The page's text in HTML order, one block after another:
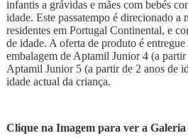
infantis a grávidas e mães com bebés
idade. Este passatempo é direcionado a
residentes em Portugal Continental, e
de idade. A oferta de produto é
embalagem de Aptamil Junior 4 (a
Aptamil Junior 5 (a partir de 2 anos de
idade actual da criança.
Clique na Imagem para ver a Galeria